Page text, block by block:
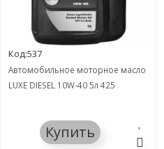
Код:537
Автомобильное моторное масло
LUXЕ DIESEL 10W-40 5л 425
Купить